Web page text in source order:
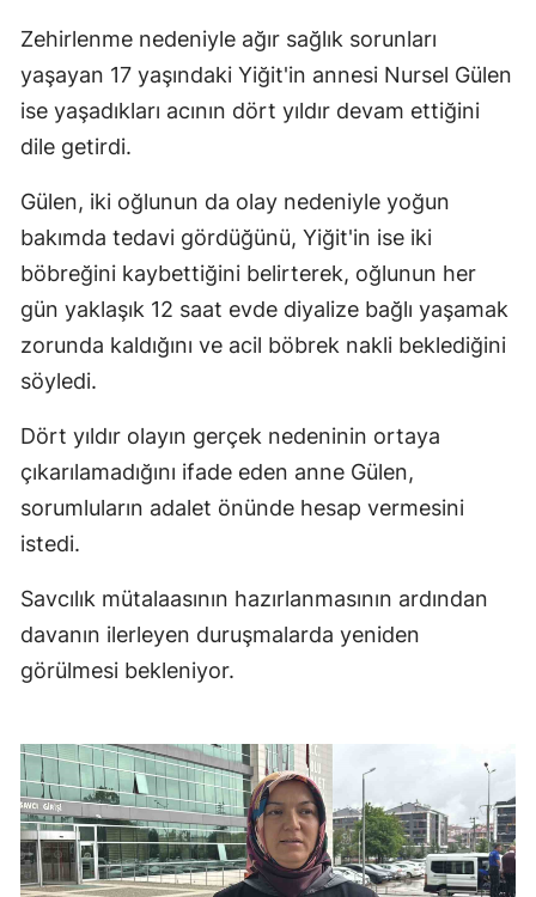
Zehirlenme nedeniyle ağır sağlık sorunları
yaşayan 17 yaşındaki Yiğit'in annesi Nursel Gülen
ise yaşadıkları acının dört yıldır devam ettiğini
dile getirdi.
Gülen, iki oğlunun da olay nedeniyle yoğun
bakımda tedavi gördüğünü, Yiğit'in ise iki
böbreğini kaybettiğini belirterek, oğlunun her
gün yaklaşık 12 saat evde diyalize bağlı yaşamak
zorunda kaldığını ve acil böbrek nakli beklediğini
söyledi.
Dört yıldır olayın gerçek nedeninin ortaya
çıkarılamadığını ifade eden anne Gülen,
sorumluların adalet önünde hesap vermesini
istedi.
Savcılık mütalaasının hazırlanmasının ardından
davanın ilerleyen duruşmalarda yeniden
görülmesi bekleniyor.